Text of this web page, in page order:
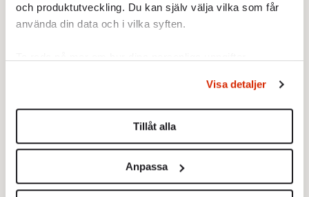
och produktutveckling. Du kan själv välja vilka som får
använda din data och i vilka syften.
Du kan ändra eller dra tillbaka ditt samtycke när som
helst från cookie-förklaringen.
Vi använder enhetsidentifierare för att anpassa innehållet
för sociala medier och analysera vår trafik. Vi
vidarebefordrar även sådana identifierare och annan
Visa detaljer
Tillåt alla
Anpassa
lösa Rysslandsfrågan och det är egentligen
det enda alternativ som står till buds. En
Ryssland, som den som till slut tog död på
Nazityskland, är otänkbar. Men sanningen är
ändå att ryssarna inte ger oss särskilt mycket